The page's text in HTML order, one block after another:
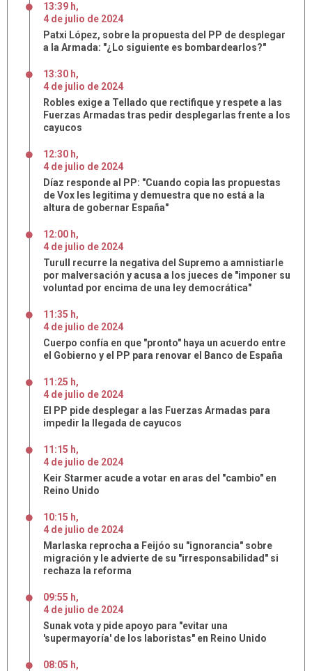
13:39 h,
4 de julio de 2024
Patxi López, sobre la propuesta del PP de desplegar
a la Armada: "¿Lo siguiente es bombardearlos?"
13:30 h,
4 de julio de 2024
Robles exige a Tellado que rectifique y respete a las
Fuerzas Armadas tras pedir desplegarlas frente a los
cayucos
12:30 h,
4 de julio de 2024
Díaz responde al PP: "Cuando copia las propuestas
de Vox les legitima y demuestra que no está a la
altura de gobernar España"
12:00 h,
4 de julio de 2024
Turull recurre la negativa del Supremo a amnistiarle
por malversación y acusa a los jueces de "imponer su
voluntad por encima de una ley democrática"
11:35 h,
4 de julio de 2024
Cuerpo confía en que "pronto" haya un acuerdo entre
el Gobierno y el PP para renovar el Banco de España
11:25 h,
4 de julio de 2024
El PP pide desplegar a las Fuerzas Armadas para
impedir la llegada de cayucos
11:15 h,
4 de julio de 2024
Keir Starmer acude a votar en aras del "cambio" en
Reino Unido
10:15 h,
4 de julio de 2024
Marlaska reprocha a Feijóo su "ignorancia" sobre
migración y le advierte de su "irresponsabilidad" si
rechaza la reforma
09:55 h,
4 de julio de 2024
Sunak vota y pide apoyo para "evitar una
'supermayoría' de los laboristas" en Reino Unido
08:05 h,